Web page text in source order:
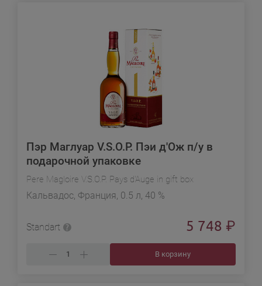
Пэр Маглуар V.S.O.P. Пэи д'Ож п/у в
подарочной упаковке
Pere Magloire V.S.O.P. Pays d'Auge in gift box
Кальвадос, Франция, 0.5 л, 40 %
Standart 5 748 ₽
В корзину